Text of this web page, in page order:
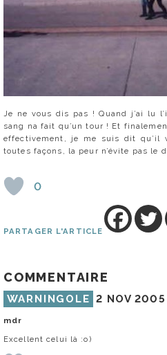
Je ne vous dis pas ! Quand j’ai lu
sang na fait qu’un tour ! Et
effectivement, je me suis dit qu’il
toutes façons, la peur n’évite pas le
0
PARTAGER L'ARTICLE
COMMENTAIRE
WARNINGOLE 2 NOV
mdr
Excellent celui là :o)